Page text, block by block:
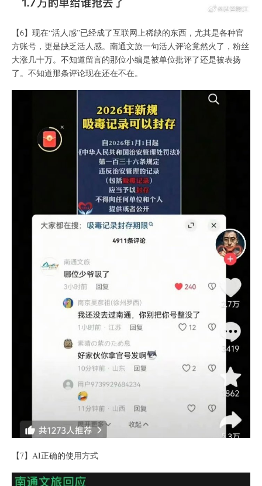
【6】现在“活人感”已经成了互联网上稀缺的东西，尤其是各种官
方账号，更是缺乏活人感。南通文旅一句活人评论竟然火了，粉丝
大涨几十万。不知道留言的那位小编是被单位批评了还是被表扬
了。不知道那条评论现在还在不在。
【7】AI正确的使用方式